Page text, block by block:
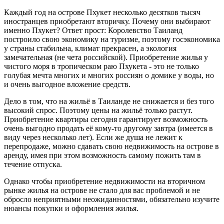
Каждый год на острове Пхукет несколько десятков тысяч
иностранцев приобретают вторичку. Почему они выбирают
именно Пхукет? Ответ прост: Королевство Таиланд
построило свою экономику на туризме, поэтому госэкономика
у страны стабильна, климат прекрасен, а экология
замечательная (не чета российской). Приобретение жилья у
чистого моря в тропическом раю Пхукета - это не только
голубая мечта многих и многих россиян о домике у воды, но
и очень выгодное вложение средств.
Дело в том, что на жильё в Таиланде не снижается и без того
высокий спрос. Поэтому цены на жильё только растут.
Приобретение квартиры сегодня гарантирует возможность
очень выгодно продать её кому-то другому завтра (имеется в
виду через несколько лет). Если же душа не лежит к
перепродаже, можно сдавать свою недвижимость на острове в
аренду, имея при этом возможность самому пожить там в
течение отпуска.
Однако чтобы приобретение недвижимости на вторичном
рынке жилья на острове не стало для вас проблемой и не
обросло неприятными неожиданностями, обязательно изучите
нюансы покупки и оформления жилья.